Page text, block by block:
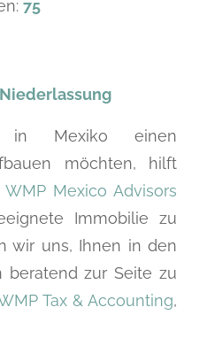
75
Mexiko einen
möchten, hilft
WMP Mexico Advisors
Immobilie zu
wir uns, Ihnen in den
beratend zur Seite zu
Tax & Accounting,